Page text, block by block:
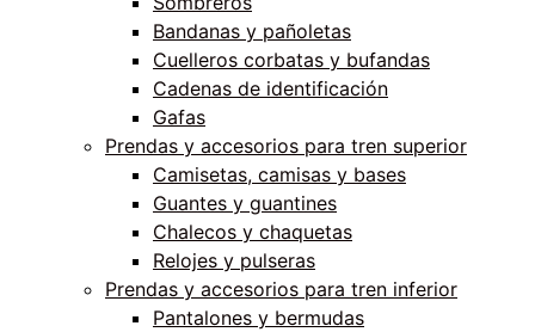
Bandanas y pañoletas
Cuelleros corbatas y bufandas
Cadenas de identificación
Gafas
Prendas y accesorios para tren superior
Camisetas, camisas y bases
Guantes y guantines
Chalecos y chaquetas
Relojes y pulseras
Prendas y accesorios para tren inferior
Pantalones y bermudas